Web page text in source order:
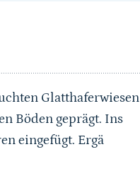
Glatthaferwiesen
Böden geprägt. Ins
eingefügt. Ergä